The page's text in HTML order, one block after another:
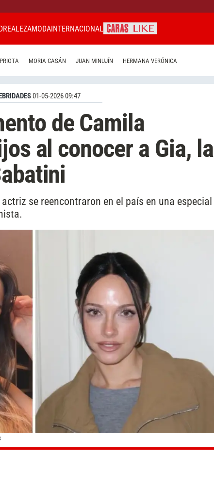
REALEZAMODAINTERNACIONAL
MORIA CASÁN JUAN MINUJÍN HERMANA VERÓNICA
01-05-2026 09:47
de Camila
al conocer a Gia, la
se reencontraron en el país en una especial